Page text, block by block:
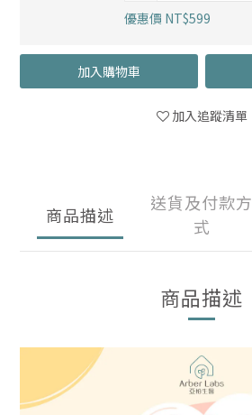
優惠價 NT$599
加入購物車
加入追蹤清單
商品描述
送貨及付款方
式
商品描述